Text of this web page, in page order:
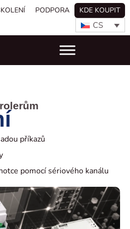
PODPORA KDE KOUPIT
CS
příkazů
pomocí sériového kanálu